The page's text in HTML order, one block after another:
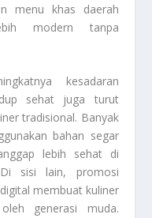
menu khas daerah
modern tanpa
kesadaran
sehat juga turut
tradisional. Banyak
bahan segar
lebih sehat di
sisi lain, promosi
membuat kuliner
generasi muda.